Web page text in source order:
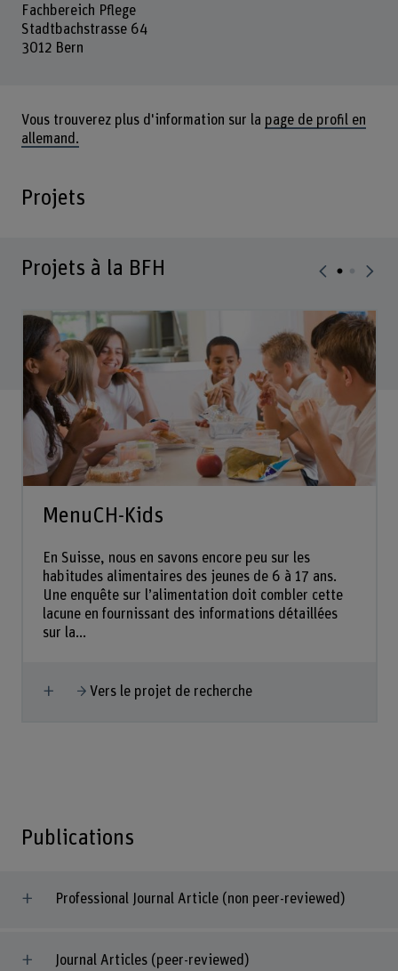
Fachbereich Pflege
Stadtbachstrasse 64
3012 Bern
Vous trouverez plus d'information sur la page de profil en
allemand.
Projets
Projets à la BFH
MenuCH-Kids
En Suisse, nous en savons encore peu sur les
habitudes alimentaires des jeunes de 6 à 17 ans.
Une enquête sur l’alimentation doit combler cette
lacune en fournissant des informations détaillées
sur la...
Afficher plus
Vers le projet de recherche
Publications
Professional Journal Article (non peer-reviewed)
Journal Articles (peer-reviewed)